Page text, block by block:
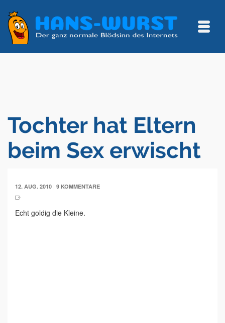
Tochter hat Eltern
beim Sex erwischt
12. AUG. 2010 | 9 KOMMENTARE
Echt goldig die Kleine.